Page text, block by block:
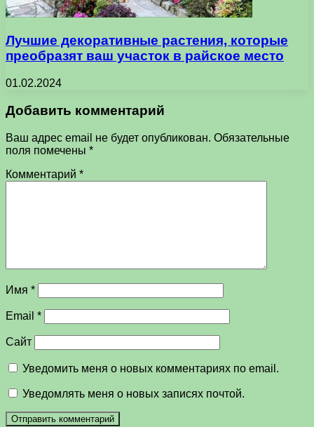
Лучшие декоративные растения, которые
преобразят ваш участок в райское место
01.02.2024
Добавить комментарий
Ваш адрес email не будет опубликован. Обязательные
поля помечены *
Комментарий *
Имя *
Email *
Сайт
Уведомить меня о новых комментариях по email.
Уведомлять меня о новых записях почтой.